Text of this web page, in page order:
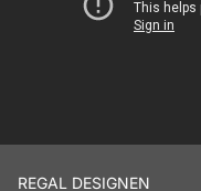
REGAL DESIGNEN